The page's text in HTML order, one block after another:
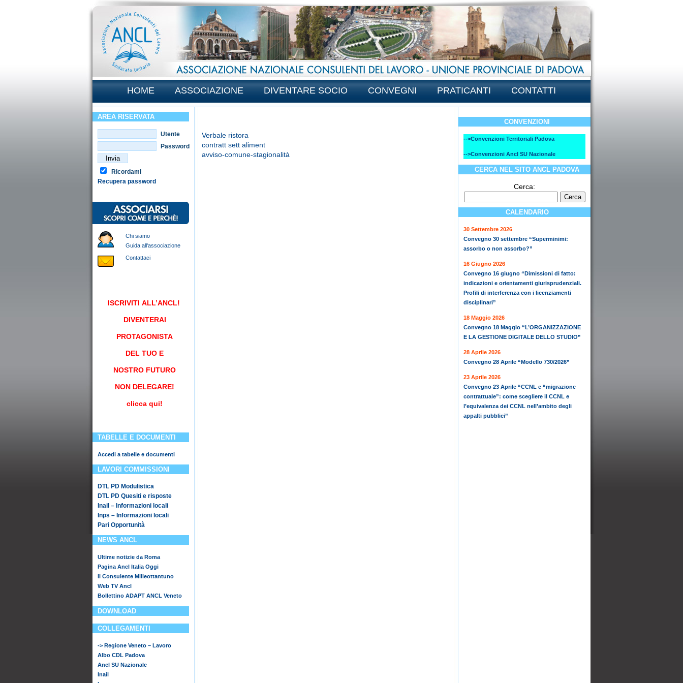
HOME ASSOCIAZIONE DIVENTARE SOCIO CONVEGNI PRATICANTI CONTATTI
AREA RISERVATA
Utente
Password
Ricordami
Recupera password
Chi siamo
Guida all'associazione
Contattaci
ISCRIVITI ALL’ANCL!
DIVENTERAI
PROTAGONISTA
DEL TUO E
NOSTRO FUTURO
NON DELEGARE!
clicca qui!
TABELLE E DOCUMENTI
Accedi a tabelle e documenti
LAVORI COMMISSIONI
DTL PD Modulistica
DTL PD Quesiti e risposte
Inail – Informazioni locali
Inps – Informazioni locali
Pari Opportunità
NEWS ANCL
Ultime notizie da Roma
Pagina Ancl Italia Oggi
Il Consulente Milleottantuno
Web TV Ancl
Bollettino ADAPT ANCL Veneto
DOWNLOAD
COLLEGAMENTI
-> Regione Veneto – Lavoro
Albo CDL Padova
Ancl SU Nazionale
Inail
Verbale ristora
contratt sett aliment
avviso-comune-stagionalità
CONVENZIONI
-->Convenzioni Territoriali Padova
-->Convenzioni Ancl SU Nazionale
CERCA NEL SITO ANCL PADOVA
Cerca:
CALENDARIO
30 Settembre 2026
Convegno 30 settembre “Superminimi:
assorbo o non assorbo?”
16 Giugno 2026
Convegno 16 giugno “Dimissioni di fatto:
indicazioni e orientamenti giurisprudenziali.
Profili di interferenza con i licenziamenti
disciplinari”
18 Maggio 2026
Convegno 18 Maggio “L’ORGANIZZAZIONE
E LA GESTIONE DIGITALE DELLO STUDIO”
28 Aprile 2026
Convegno 28 Aprile “Modello 730/2026”
23 Aprile 2026
Convegno 23 Aprile “CCNL e “migrazione
contrattuale”: come scegliere il CCNL e
l’equivalenza dei CCNL nell’ambito degli
appalti pubblici”